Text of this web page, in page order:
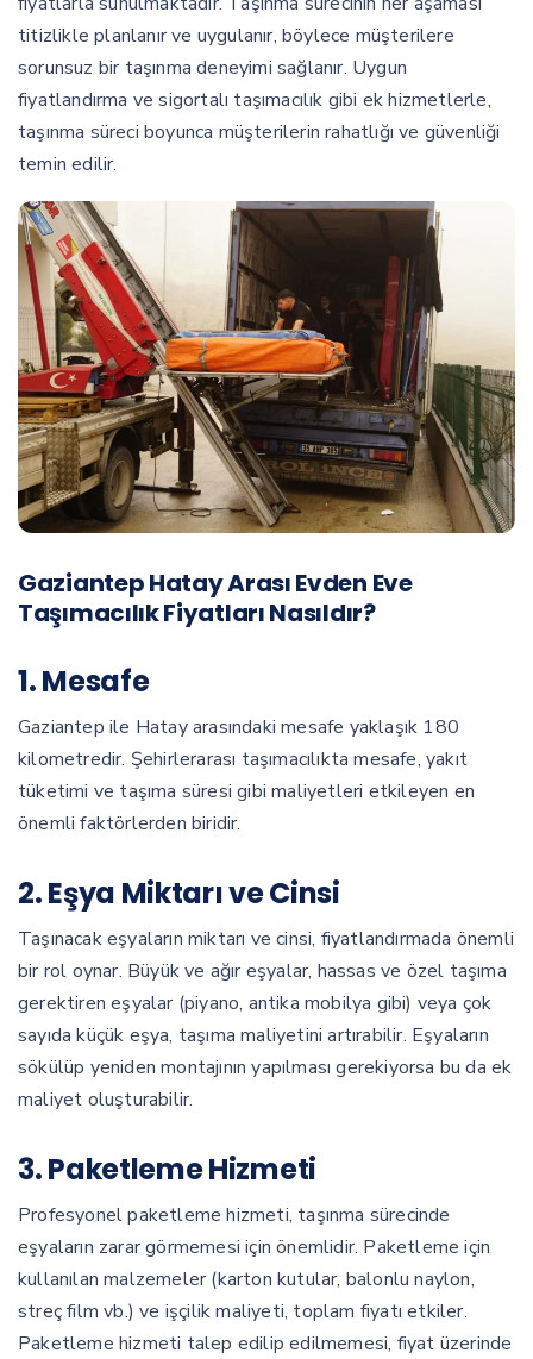
titizlikle planlanır ve uygulanır, böylece müşterilere
sorunsuz bir taşınma deneyimi sağlanır. Uygun
fiyatlandırma ve sigortalı taşımacılık gibi ek hizmetlerle,
taşınma süreci boyunca müşterilerin rahatlığı ve güvenliği
temin edilir.
Gaziantep Hatay Arası Evden Eve
Taşımacılık Fiyatları Nasıldır?
1. Mesafe
Gaziantep ile Hatay arasındaki mesafe yaklaşık 180
kilometredir. Şehirlerarası taşımacılıkta mesafe, yakıt
tüketimi ve taşıma süresi gibi maliyetleri etkileyen en
önemli faktörlerden biridir.
2. Eşya Miktarı ve Cinsi
Taşınacak eşyaların miktarı ve cinsi, fiyatlandırmada önemli
bir rol oynar. Büyük ve ağır eşyalar, hassas ve özel taşıma
gerektiren eşyalar (piyano, antika mobilya gibi) veya çok
sayıda küçük eşya, taşıma maliyetini artırabilir. Eşyaların
sökülüp yeniden montajının yapılması gerekiyorsa bu da ek
maliyet oluşturabilir.
3. Paketleme Hizmeti
Profesyonel paketleme hizmeti, taşınma sürecinde
eşyaların zarar görmemesi için önemlidir. Paketleme için
kullanılan malzemeler (karton kutular, balonlu naylon,
streç film vb.) ve işçilik maliyeti, toplam fiyatı etkiler.
Paketleme hizmeti talep edilip edilmemesi, fiyat üzerinde